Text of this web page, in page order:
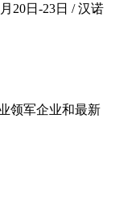
20日-23日 / 汉诺
领军企业和最新